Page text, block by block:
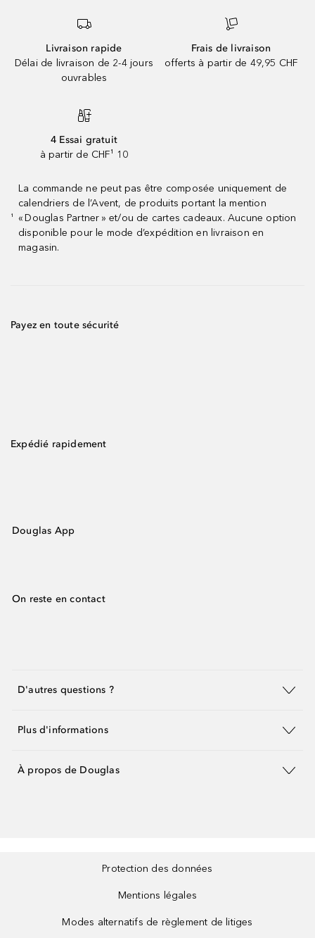
Livraison rapide
Délai de livraison de 2-4 jours
ouvrables
Frais de livraison
offerts à partir de 49,95 CHF
4 Essai gratuit
à partir de CHF¹ 10
¹
La commande ne peut pas être composée uniquement de
calendriers de l’Avent, de produits portant la mention
« Douglas Partner » et/ou de cartes cadeaux. Aucune option
disponible pour le mode d’expédition en livraison en
magasin.
Payez en toute sécurité
Expédié rapidement
Douglas App
On reste en contact
D'autres questions ?
Plus d'informations
À propos de Douglas
Protection des données
Mentions légales
Modes alternatifs de règlement de litiges